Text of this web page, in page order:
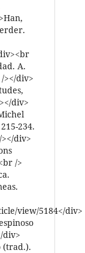
A.
></div>
div>
234.
div>
/>
view/5184</div>
div>
(trad.).